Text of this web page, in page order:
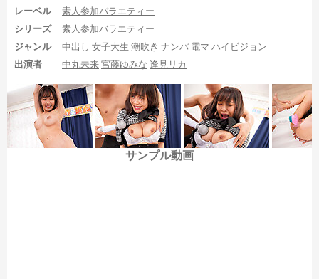
2:23:23からも右足の足裏を引いたアングルで25秒くらい
2:25:13から右足の足裏をドアップも含めて1分20秒くらい
2:27:31からはおもらししながらの右足のドアップ足裏を25
秒くらい
裏は近めの足裏も含めて1分越えの足裏を見られるので、
ここは
かなりオススメしたいシーンです。
足裏の見え具合も良いです
し、なかなか抜けるシーンかと思います。
レーベル
素人参加バラエティー
シリーズ
素人参加バラエティー
ジャンル
中出し 女子大生 潮吹き ナンパ 電マ ハイビジョン
出演者
中丸未来 宮藤ゆみな 逢見リカ
サンプル動画